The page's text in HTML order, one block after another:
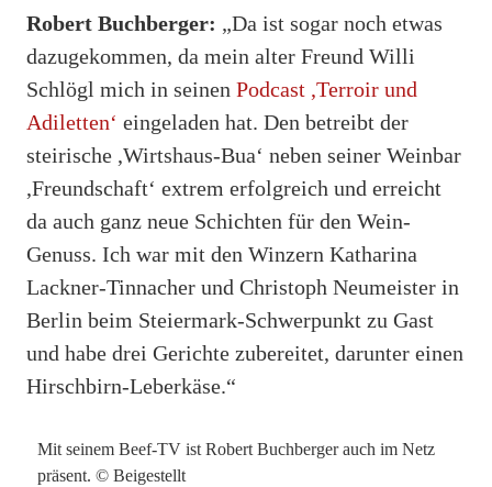
Robert Buchberger: „Da ist sogar noch etwas
dazugekommen, da mein alter Freund Willi
Schlögl mich in seinen Podcast ,Terroir und
Adiletten‘ eingeladen hat. Den betreibt der
steirische ,Wirtshaus-Bua‘ neben seiner Weinbar
,Freundschaft‘ extrem erfolgreich und erreicht
da auch ganz neue Schichten für den Wein-
Genuss. Ich war mit den Winzern Katharina
Lackner-Tinnacher und Christoph Neumeister in
Berlin beim Steiermark-Schwerpunkt zu Gast
und habe drei Gerichte zubereitet, darunter einen
Hirschbirn-Leberkäse.“
Mit seinem Beef-TV ist Robert Buchberger auch im Netz
präsent. © Beigestellt